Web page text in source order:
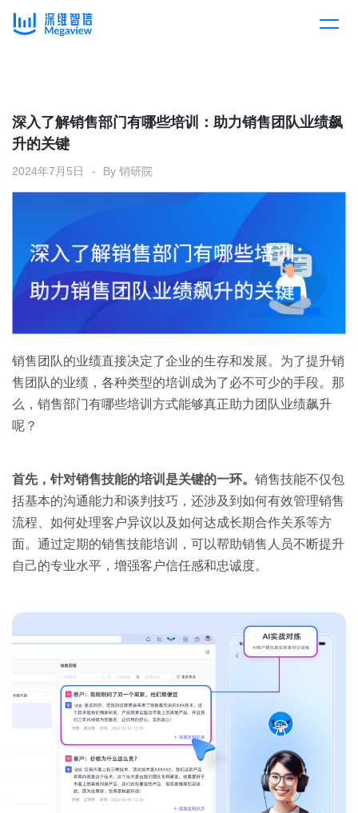
产品总览
产品集成
解决方案
按行业
消费医疗
教育
汽车
房地产
金融
销售人员
销售管理
培训辅导
客户案例
定价
资源中心
全部
销售会话智能
关于我们
深入了解销售部门有哪些培训：助力销售团队业绩飙
升的关键
2024年7月5日 By 销研院
销售团队的业绩直接决定了企业的生存和发展。为了提升销
售团队的业绩，各种类型的培训成为了必不可少的手段。那
么，销售部门有哪些培训方式能够真正助力团队业绩飙升
呢？
首先，针对销售技能的培训是关键的一环。 销售技能不仅包
括基本的沟通能力和谈判技巧，还涉及到如何有效管理销售
流程、如何处理客户异议以及如何达成长期合作关系等方
面。通过定期的销售技能培训，可以帮助销售人员不断提升
自己的专业水平，增强客户信任感和忠诚度。